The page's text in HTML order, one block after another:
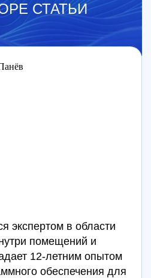
СТАТЬИ
экспертом в области
помещений и
12-летним опытом
обеспечения для